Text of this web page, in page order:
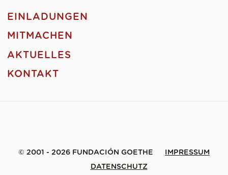
EINLADUNGEN
MITMACHEN
AKTUELLES
KONTAKT
© 2001 - 2026 FUNDACIÓN GOETHE
IMPRESSUM
DATENSCHUTZ